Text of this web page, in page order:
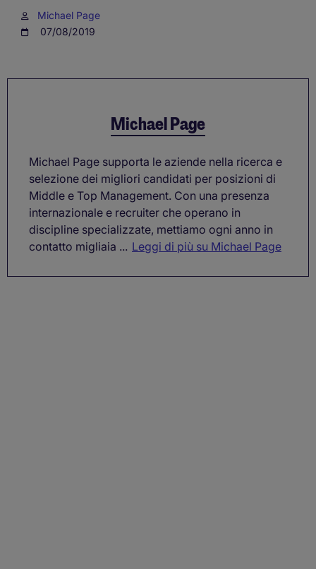
Michael Page
07/08/2019
Michael Page
Michael Page supporta le aziende nella ricerca e
selezione dei migliori candidati per posizioni di
Middle e Top Management. Con una presenza
internazionale e recruiter che operano in
discipline specializzate, mettiamo ogni anno in
contatto migliaia ... Leggi di più su Michael Page